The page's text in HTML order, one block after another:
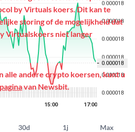
30d 1j Max
by Virtuals koers. Dit kan te
storing of de mogelijkheid dat
Virtualskoers niet langer
alle andere crypto koersen, kunt u
van Newsbit.